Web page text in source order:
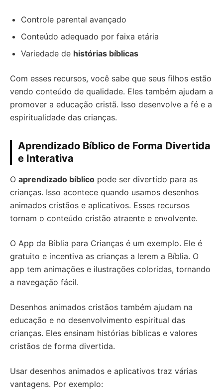
Controle parental avançado
Conteúdo adequado por faixa etária
Variedade de histórias bíblicas
Com esses recursos, você sabe que seus filhos estão
vendo conteúdo de qualidade. Eles também ajudam a
promover a educação cristã. Isso desenvolve a fé e a
espiritualidade das crianças.
Aprendizado Bíblico de Forma Divertida
e Interativa
O aprendizado bíblico pode ser divertido para as
crianças. Isso acontece quando usamos desenhos
animados cristãos e aplicativos. Esses recursos
tornam o conteúdo cristão atraente e envolvente.
O App da Bíblia para Crianças é um exemplo. Ele é
gratuito e incentiva as crianças a lerem a Bíblia. O
app tem animações e ilustrações coloridas, tornando
a navegação fácil.
Desenhos animados cristãos também ajudam na
educação e no desenvolvimento espiritual das
crianças. Eles ensinam histórias bíblicas e valores
cristãos de forma divertida.
Usar desenhos animados e aplicativos traz várias
vantagens. Por exemplo: